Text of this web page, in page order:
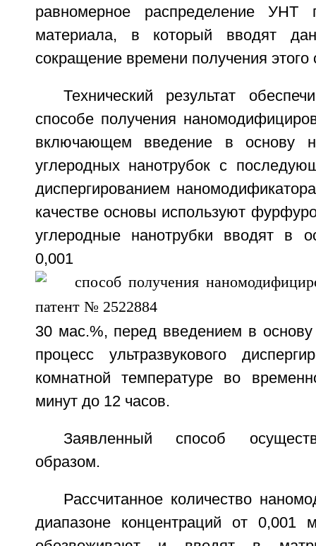
равномерное распределение
материала, в который вводят
сокращение времени получения этого
Технический результат
способе получения
включающем введение в основу
углеродных нанотрубок с
диспергированием
качестве основы используют
углеродные нанотрубки вводят в
0,001
30 мас.%, перед введением в
процесс ультразвукового
комнатной температуре во
минут до 12 часов.
Заявленный способ
образом.
Рассчитанное количество
диапазоне концентраций от